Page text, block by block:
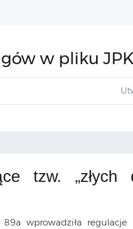
w pliku
tzw. „złych
wprowadziła